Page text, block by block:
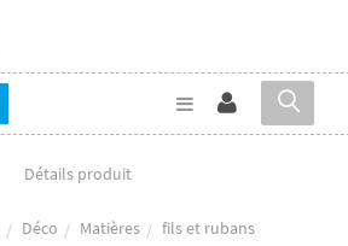
Détails produit
Déco Matières
fils et rubans